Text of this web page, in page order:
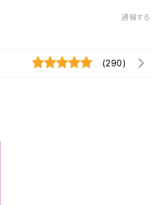
通報する
(290)